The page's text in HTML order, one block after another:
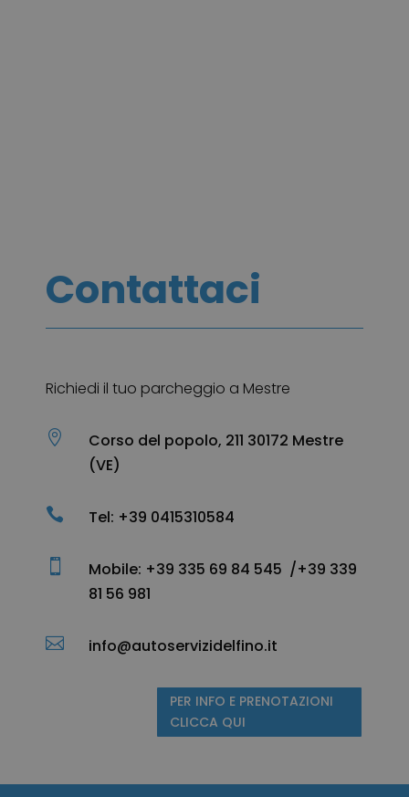
Contattaci
Richiedi il tuo parcheggio a Mestre

Corso del popolo, 211 30172 Mestre
(VE)
 Tel: +39 0415310584
 Mobile: +39 335 69 84 545 /+39 339
81 56 981
 info@autoservizidelfino.it
PER INFO E PRENOTAZIONI
CLICCA QUI